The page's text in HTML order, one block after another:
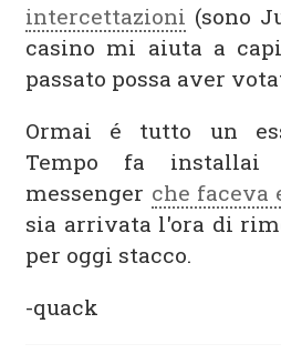
intercettazioni (sono
casino mi aiuta a
passato possa aver
Ormai é tutto un
Tempo fa
messenger che faceva
sia arrivata l'ora di
per oggi stacco.
-quack